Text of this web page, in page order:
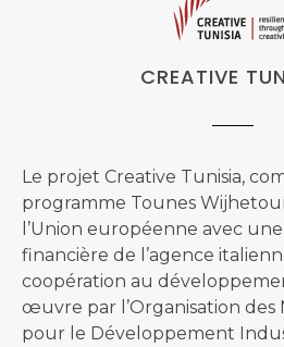
CREATIVE
Le projet Creative Tunisia,
programme Tounes
l’Union européenne avec
financière de l’agence
coopération au
œuvre par l’Organisation des
pour le Développement